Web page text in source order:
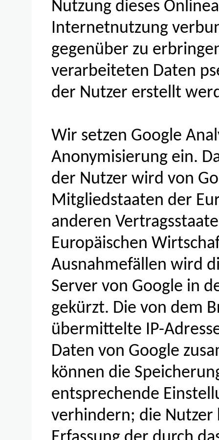
Nutzung dieses
Internetnutzung
gegenüber zu
verarbeiteten Daten
der Nutzer erstellt
Wir setzen Google
Anonymisierung ein.
der Nutzer wird von
Mitgliedstaaten der
anderen
Europäischen
Ausnahmefällen wird
Server von Google in
gekürzt. Die von dem
übermittelte IP-
Daten von Google
können die
entsprechende
verhindern; die Nutzer